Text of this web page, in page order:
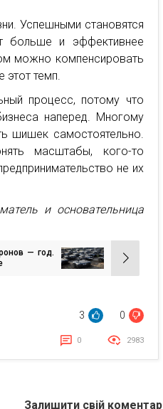
Успешными становятся
больше и эффективнее
можно компенсировать
темп.
процесс, потому что
наперед. Многому
шишек самостоятельно.
масштабы, кого-то
не их
и основательница
— год.
3 0
0 2983
Залишити свій коментар